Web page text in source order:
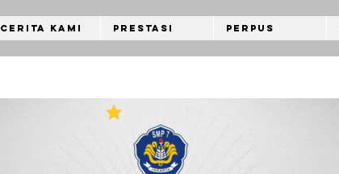
Cerita Kami Prestasi Perpus